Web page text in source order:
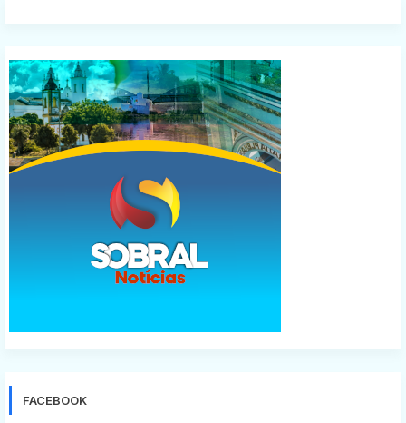
FACEBOOK